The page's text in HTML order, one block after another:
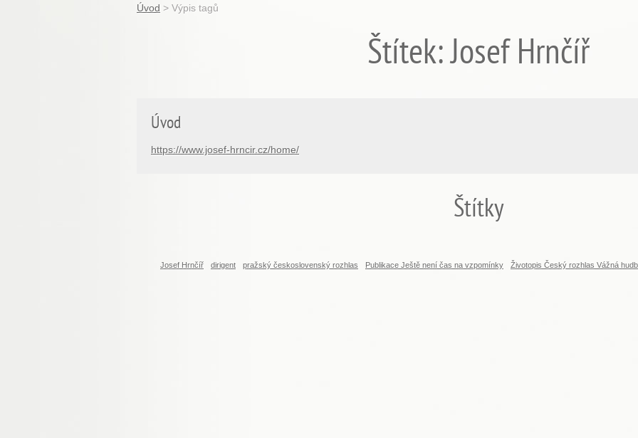
Úvod > Výpis tagů
Štítek: Josef Hrnčíř
Úvod
https://www.josef-hrncir.cz/home/
Štítky
Josef Hrnčíř dirigent pražský československý rozhlas Publikace Ještě není čas na vzpomínky Životopis Český rozhlas Vážná